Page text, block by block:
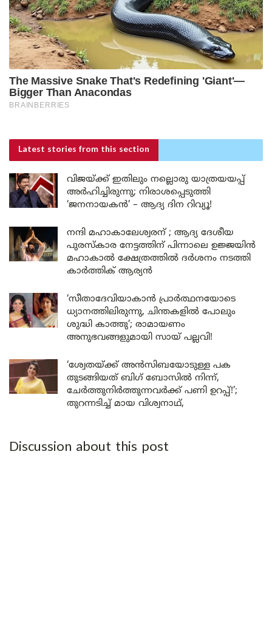
Latest stories from this section
വിജയ്ക്ക് ഇതിലും നല്ലൊരു യാത്രയയപ്പ്
അർഹിച്ചിരുന്നു; നിരാശപ്പെടുത്തി
‘ജനനായകൻ’ – ആദ്യ ദിന റിവ്യൂ!
നന്ദി മഹാകാലേശ്വരന് ; ആദ്യ ദേശീയ
പുരസ്കാര നേട്ടത്തിന് പിന്നാലെ ഉജ്ജയിൻ
മഹാകാൽ ക്ഷേത്രത്തിൽ ദർശനം നടത്തി
കാർത്തിക് ആര്യൻ
‘സീതാദേവിയാകാൻ പ്രാർത്ഥനയോടെ
ധ്യാനത്തിലിരുന്നു, ചിന്തകളിൽ പോലും
ശുദ്ധി കാത്തു’; രാമായണം
അനുഭവങ്ങളുമായി സായ് പല്ലവി!
‘ശ്വേതയ്ക്ക് അൻസിബയോടുള്ള പക
തുടങ്ങിയത് ബിഗ് ബോസിൽ നിന്ന്,
ചേർത്തുനിർത്തുന്നവർക്ക് പണി ഉറപ്പ്!’;
തുറന്നടിച്ച് മായ വിശ്വനാഥ്,
Discussion about this post